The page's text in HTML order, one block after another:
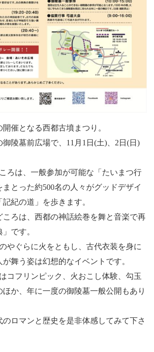
催となる西都古墳まつり。
陵墓前広場で、11月1日(土)、2日(日)
ろは、一般参加が可能な「たいまつ行
とった約500名の人々がグッドデザイ
紀の道」を歩きます。
ろは、西都の神話絵巻を舞と音楽で再
です。
やぐらに火をともし、古代衣装を身に
舞う姿は幻想的なイベントです。
コフリンピック、火おこし体験、勾玉
か、年に一度の御陵墓一般公開もあり
ロマンと歴史を是非体感してみて下さ